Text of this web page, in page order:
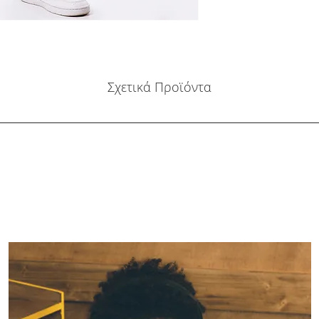
Σχετικά Προϊόντα